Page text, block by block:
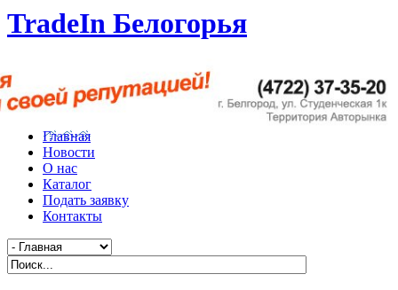
TradeIn Белогорья
Главная
Новости
О нас
Каталог
Подать заявку
Контакты